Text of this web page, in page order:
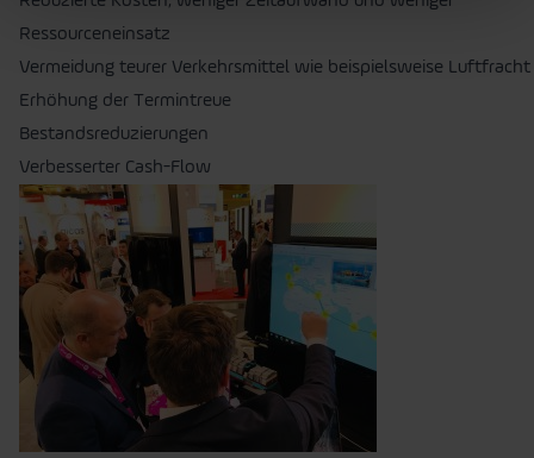
Ressourceneinsatz
Vermeidung teurer Verkehrsmittel wie beispielsweise Luftfracht
Erhöhung der Termintreue
Bestandsreduzierungen
Verbesserter Cash-Flow